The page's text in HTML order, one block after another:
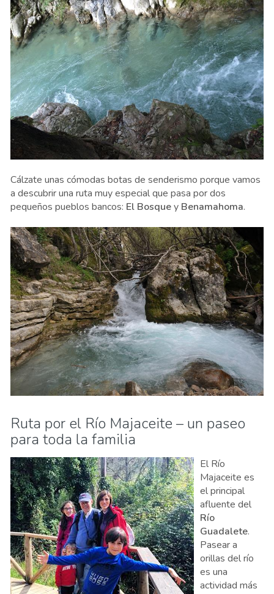
Cálzate unas cómodas botas de senderismo porque vamos
a descubrir una ruta muy especial que pasa por dos
pequeños pueblos bancos: El Bosquey Benamahoma.
Ruta por el Río Majaceite – un paseo
para toda la familia
El Río
Majaceite es
el principal
afluente del
Río
Guadalete.
Pasear a
orillas del río
es una
actividad más